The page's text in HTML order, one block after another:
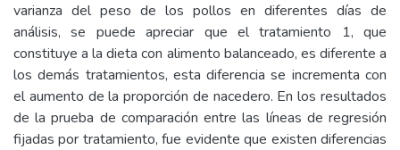
varianza del peso de los pollos en diferentes días de
análisis, se puede apreciar que el tratamiento 1, que
constituye a la dieta con alimento balanceado, es diferente a
los demás tratamientos, esta diferencia se incrementa con
el aumento de la proporción de nacedero. En los resultados
de la prueba de comparación entre las líneas de regresión
fijadas por tratamiento, fue evidente que existen diferencias